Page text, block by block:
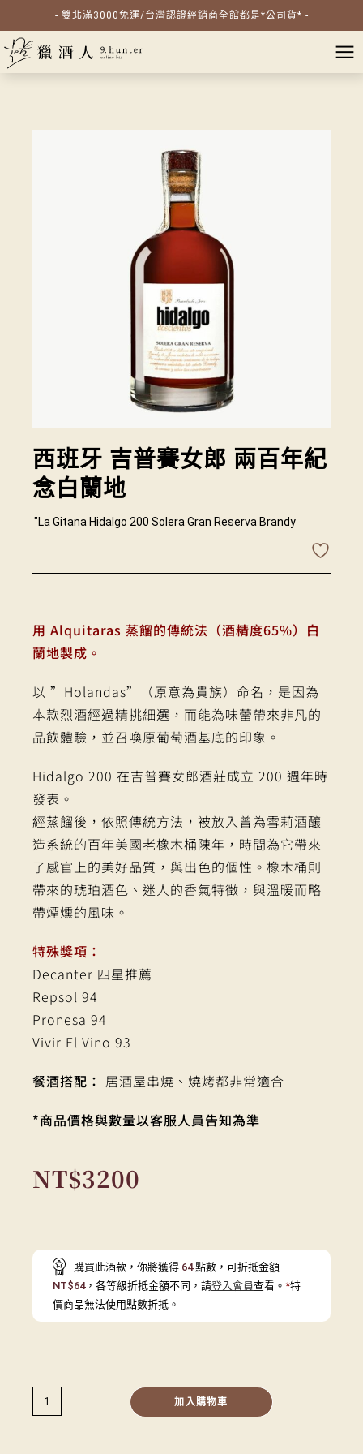
- 雙北滿3000免運/台灣認證經銷商全館都是*公司貨* -
西班牙 吉普賽女郎 兩百年紀
念白蘭地
"La Gitana Hidalgo 200 Solera Gran Reserva Brandy
用 Alquitaras 蒸餾的傳統法（酒精度65%）白
蘭地製成。
以 ”Holandas”（原意為貴族）命名，是因為
本款烈酒經過精挑細選，而能為味蕾帶來非凡的
品飲體驗，並召喚原葡萄酒基底的印象。
Hidalgo 200 在吉普賽女郎酒莊成立 200 週年時
發表。
經蒸餾後，依照傳統方法，被放入曾為雪莉酒釀
造系統的百年美國老橡木桶陳年，時間為它帶來
了感官上的美好品質，與出色的個性。橡木桶則
帶來的琥珀酒色、迷人的香氣特徵，與溫暖而略
帶煙燻的風味。
特殊獎項：
Decanter 四星推薦
Repsol 94
Pronesa 94
Vivir El Vino 93
餐酒搭配： 居酒屋串燒、燒烤都非常適合
*商品價格與數量以客服人員告知為準
NT$3200
購買此酒款，你將獲得 64 點數，可折抵金額
NT$64，各等級折抵金額不同，請登入會員查看。 *特
價商品無法使用點數折抵。
加入購物車